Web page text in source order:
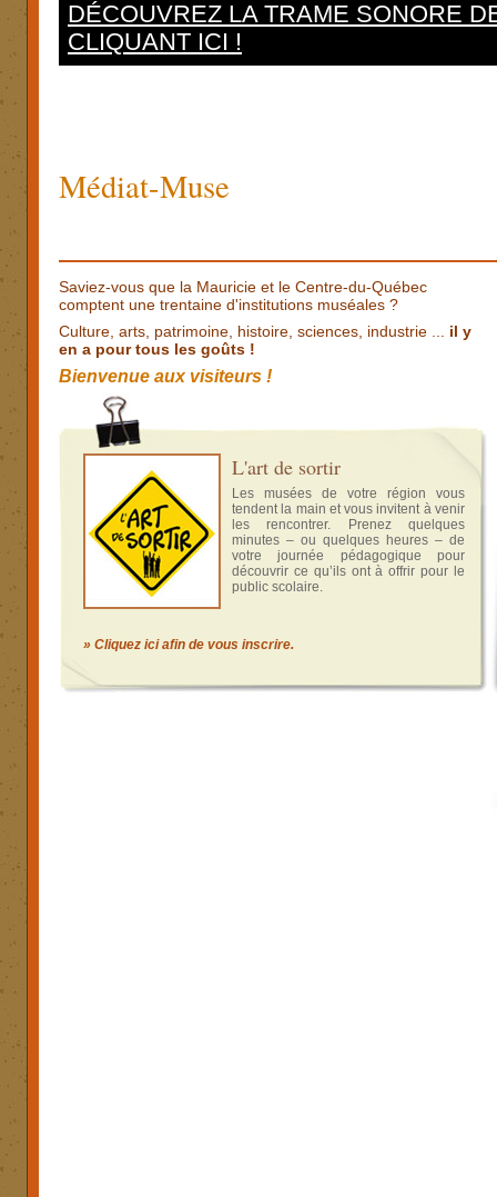
DÉCOUVREZ LA TRAME SONORE
CLIQUANT ICI !
Médiat-Muse
Saviez-vous que la Mauricie et le Centre-du-Québec
comptent une trentaine d'institutions muséales ?
Culture, arts, patrimoine, histoire, sciences, industrie ... il y
en a pour tous les goûts !
Bienvenue aux visiteurs !
L'art de sortir
Les musées de votre région vous
tendent la main et vous invitent à venir
les rencontrer. Prenez quelques
minutes – ou quelques heures – de
votre journée pédagogique pour
découvrir ce qu’ils ont à offrir pour le
public scolaire.
» Cliquez ici afin de vous inscrire.